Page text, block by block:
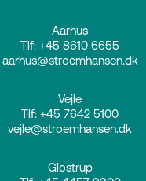
Aarhus
Tlf: +45 8610 6655
aarhus@stroemhansen.dk
Vejle
Tlf: +45 7642 5100
vejle@stroemhansen.dk
Glostrup